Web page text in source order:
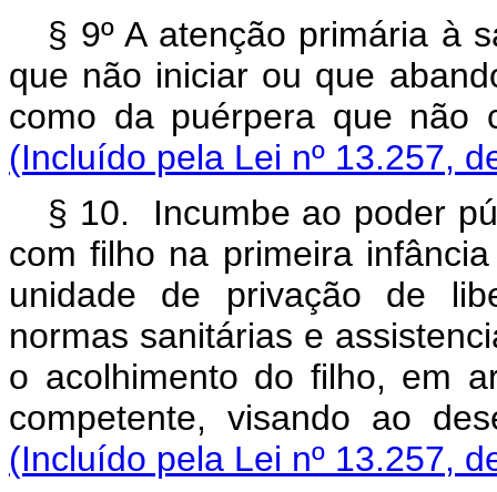
§ 9º A atenção primária à
que não iniciar ou que
como da puérpera que não
(Incluído pela Lei nº 13.257,
§ 10. Incumbe ao poder
com filho na primeira
unidade de privação de
normas sanitárias e
o acolhimento do filho, em
competente, visando ao
(Incluído pela Lei nº 13.257,